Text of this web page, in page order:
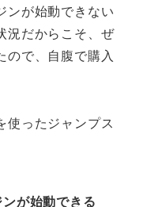
ンが始動できない
況だからこそ、ぜ
ので、自腹で購入
使ったジャンプス
が始動できる